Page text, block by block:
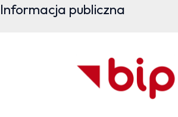
Informacja publiczna